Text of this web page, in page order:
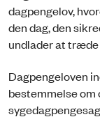
dagpengelov,
den dag, den
undlader at træde
Dagpengeloven
bestemmelse om